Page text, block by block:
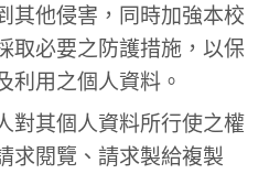
其他侵害，同時加強本校
取必要之防護措施，以保
利用之個人資料。
對其個人資料所行使之權
求閱覽、請求製給複製